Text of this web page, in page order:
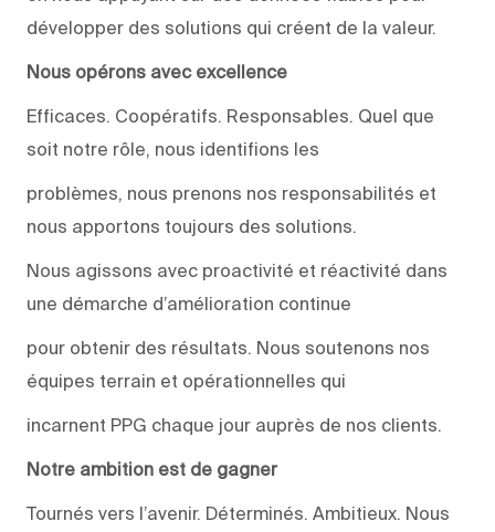
développer des solutions qui créent de la valeur.
Nous opérons avec excellence
Efficaces. Coopératifs. Responsables. Quel que
soit notre rôle, nous identifions les
problèmes, nous prenons nos responsabilités et
nous apportons toujours des solutions.
Nous agissons avec proactivité et réactivité dans
une démarche d’amélioration continue
pour obtenir des résultats. Nous soutenons nos
équipes terrain et opérationnelles qui
incarnent PPG chaque jour auprès de nos clients.
Notre ambition est de gagner
Tournés vers l’avenir. Déterminés. Ambitieux. Nous